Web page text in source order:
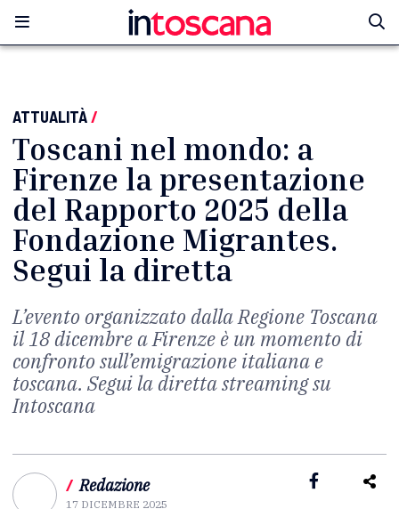
ATTUALITÀ/
Toscani nel mondo: a
Firenze la presentazione
del Rapporto 2025 della
Fondazione Migrantes.
Segui la diretta
L’evento organizzato dalla Regione Toscana
il 18 dicembre a Firenze è un momento di
confronto sull’emigrazione italiana e
toscana. Segui la diretta streaming su
Intoscana
/ Redazione
17 DICEMBRE 2025